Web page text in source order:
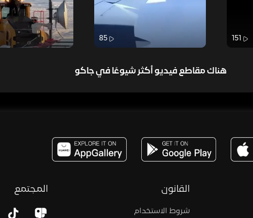
151
85
هناك مقاطع فيديو أكثر شيوعًا في جاكو
القانون
شروط الاستخدام
المجتمع